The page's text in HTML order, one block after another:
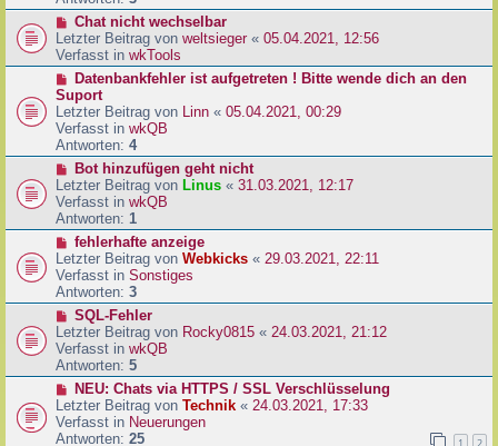
t
a
g
r
B
e
i
r
a
g
N
e
u
e
B
e
i
t
a
g
Chat nicht wechselbar
Letzter Beitrag von weltsieger « 05.04.2021, 12:56
Verfasst in wkTools
N
e
u
e
r
B
e
i
t
r
a
g
Datenbankfehler ist aufgetreten ! Bitte wende dich an den
Suport
Letzter Beitrag von Linn « 05.04.2021, 00:29
Verfasst in wkQB
Antworten: 4
N
e
u
e
r
B
e
i
t
a
g
Bot hinzufügen geht nicht
Letzter Beitrag von Linus « 31.03.2021, 12:17
Verfasst in wkQB
Antworten: 1
N
e
u
e
r
B
e
i
t
a
g
fehlerhafte anzeige
Letzter Beitrag von Webkicks « 29.03.2021, 22:11
Verfasst in Sonstiges
Antworten: 3
N
e
u
e
r
B
e
i
SQL-Fehler
Letzter Beitrag von Rocky0815 « 24.03.2021, 21:12
Verfasst in wkQB
Antworten: 5
N
e
u
e
NEU: Chats via HTTPS / SSL Verschlüsselung
Letzter Beitrag von Technik « 24.03.2021, 17:33
Verfasst in Neuerungen
Antworten: 25